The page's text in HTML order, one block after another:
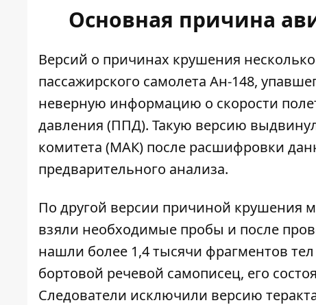
Основная причина
Версий о причинах крушения
пассажирского самолета Ан-148,
неверную информацию о скорости
давления (ППД). Такую версию
комитета (МАК) после расшифровки
предварительного анализа.
По другой версии причиной крушения
взяли необходимые пробы и после
нашли более 1,4 тысячи фрагментов
бортовой речевой самописец, его
Следователи исключили версию